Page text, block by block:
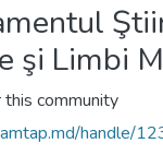
şi Limbi
community
handle/